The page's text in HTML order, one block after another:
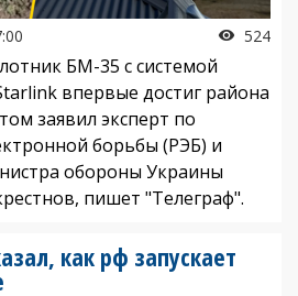
524
БМ-35 с системой
впервые достиг района
заявил эксперт по
борьбы (РЭБ) и
обороны Украины
пишет "Телеграф".
как рф запускает